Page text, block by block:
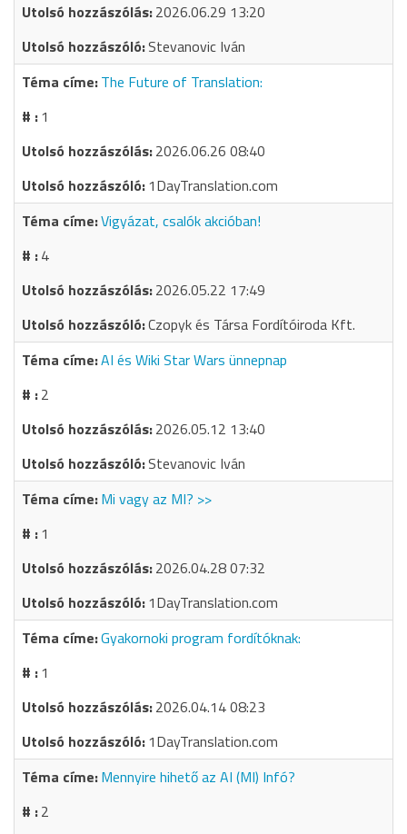
2026.06.29 13:20
Stevanovic Iván
The Future of Translation:
1
2026.06.26 08:40
1DayTranslation.com
Vigyázat, csalók akcióban!
4
2026.05.22 17:49
Czopyk és Társa Fordítóiroda Kft.
AI és Wiki Star Wars ünnepnap
2
2026.05.12 13:40
Stevanovic Iván
Mi vagy az MI? >>
1
2026.04.28 07:32
1DayTranslation.com
Gyakornoki program fordítóknak:
1
2026.04.14 08:23
1DayTranslation.com
Mennyire hihető az AI (MI) Infó?
2